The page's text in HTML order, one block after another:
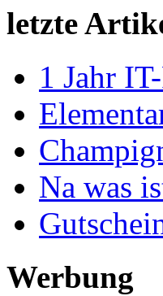
letzte
1 Jahr
Na was
Werbung